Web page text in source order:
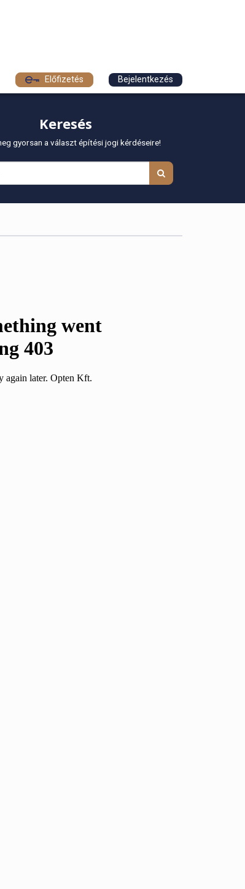
Előfizetés Bejelentkezés
Keresés
gyorsan a választ építési jogi kérdéseire!